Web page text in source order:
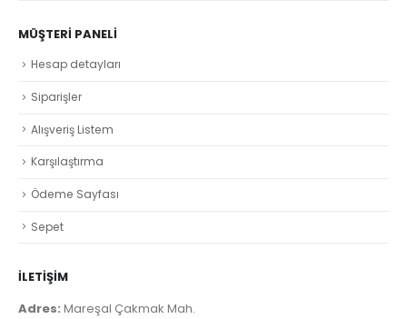
MÜŞTERI PANELI
Hesap detayları
Siparişler
Alışveriş Listem
Karşılaştırma
Ödeme Sayfası
Sepet
İLETİŞİM
Adres: Mareşal Çakmak Mah.